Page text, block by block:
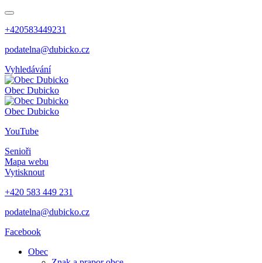
+420583449231
podatelna@dubicko.cz
Vyhledávání
Obec Dubicko
Obec Dubicko
YouTube
Senioři
Mapa webu
Vytisknout
+420 583 449 231
podatelna@dubicko.cz
Facebook
Obec